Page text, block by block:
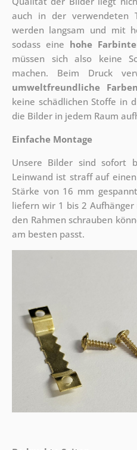
auch in der verwendeten
werden langsam und mit
sodass eine hohe
müssen sich also keine
machen. Beim Druck
umweltfreundliche Farben
keine schädlichen Stoffe in
die Bilder in jedem Raum
Einfache Montage
Unsere Bilder sind sofort
Leinwand ist straff auf
Stärke von 16 mm
liefern wir 1 bis 2
den Rahmen schrauben
am besten passt.